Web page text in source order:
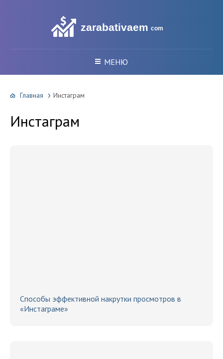
zarabativaem com
МЕНЮ
Главная Инстаграм
Инстаграм
Способы эффективной накрутки просмотров в
«Инстаграме»